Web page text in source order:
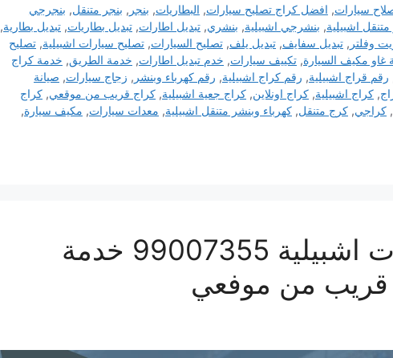
سيارات, افضل كراج تصليح سيارات, البطاريات, بنجر , بنجر متنقل, بنجرجي
اشبيلية, بنشرجي اشبيلية, بنشري, تبديل اطارات, تبديل بطاريات, تبديل بطارية,
وفلتر , تبديل سفايف, تبديل يلف, تصليح السيارات, تصليح سيارات اشبيلية, تصليح
غاو مكيف السيارة, تكييف سيارات, خدم تبديل اطارات, خدمة الطريق, خدمة كراج
رقم قراج اشبيلية, رقم كراج اشبيلية, رقم كهرباء وبنشر , زجاج سيارات, صيانة
, كراج اشبيلية, كراج اونلاين, كراج جعية اشبيلية, كراج قريب من موقعي, كراج
, كراجي, كرج متنقل, كهرباء وبنشر متنقل اشبيلية, معدات سيارات, مكيف سيارة,
اقرب بنشر سيارات اشبيلية 99007355 خدمة
قريب من موفعي